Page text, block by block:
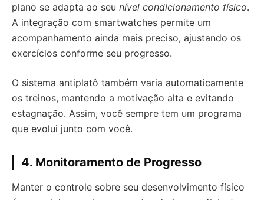
plano se adapta ao seu nível condicionamento físico.
A integração com smartwatches permite um
acompanhamento ainda mais preciso, ajustando os
exercícios conforme seu progresso.
O sistema antiplatô também varia automaticamente
os treinos, mantendo a motivação alta e evitando
estagnação. Assim, você sempre tem um programa
que evolui junto com você.
4. Monitoramento de Progresso
Manter o controle sobre seu desenvolvimento físico